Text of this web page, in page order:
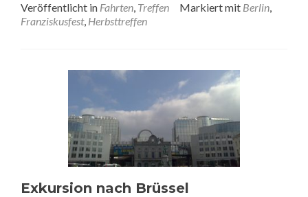
Veröffentlicht in Fahrten, Treffen Markiert mit Berlin,
Franziskusfest, Herbsttreffen
Exkursion nach Brüssel